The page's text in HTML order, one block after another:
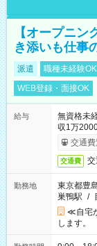
【オープニ
き添いも仕事
派遣 職種未経験OK
WEB登録・面接OK
給与
無資格未
収1万
交通費
交通費
勤務地
東京都豊
巣鴨駅 /
≪自宅
します。